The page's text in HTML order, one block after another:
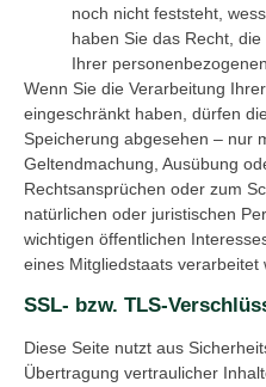
noch nicht feststeht,
haben Sie das Recht,
Ihrer
Wenn Sie die Verarbeitung
eingeschränkt haben, dürfen
Speicherung abgesehen – nur
Geltendmachung, Ausübung
Rechtsansprüchen oder zum
natürlichen oder juristischen
wichtigen öffentlichen
eines Mitgliedstaats verarbeitet
SSL- bzw. TLS-
Diese Seite nutzt aus
Übertragung vertraulicher